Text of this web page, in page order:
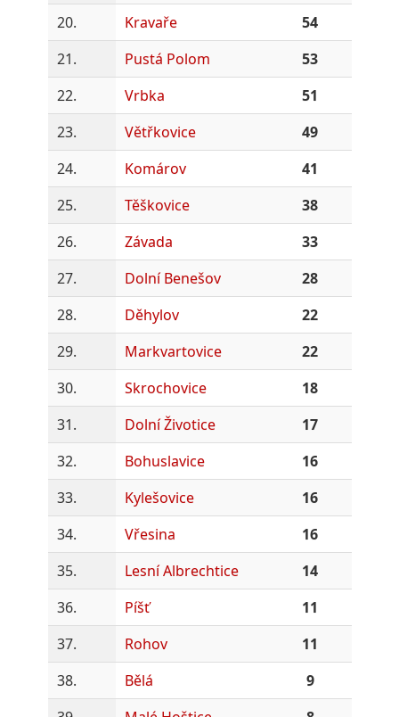
20.
Kravaře
54
21.
Pustá Polom
53
22.
Vrbka
51
23.
Větřkovice
49
24.
Komárov
41
25.
Těškovice
38
26.
Závada
33
27.
Dolní Benešov
28
28.
Děhylov
22
29.
Markvartovice
22
30.
Skrochovice
18
31.
Dolní Životice
17
32.
Bohuslavice
16
33.
Kylešovice
16
34.
Vřesina
16
35.
Lesní Albrechtice
14
36.
Píšť
11
37.
Rohov
11
38.
Bělá
9